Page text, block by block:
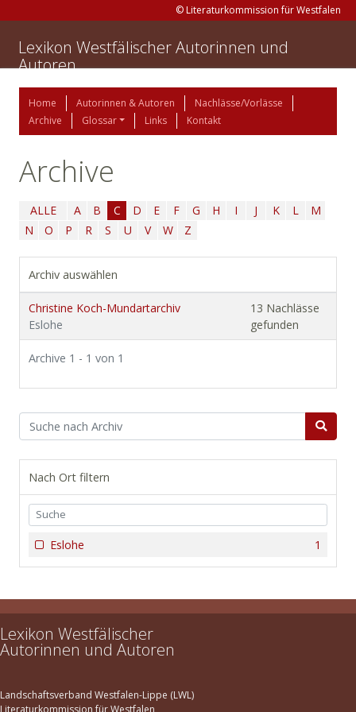
© Literaturkommission für Westfalen
Lexikon Westfälischer Autorinnen und
Autoren
Home Autorinnen & Autoren
Nachlässe/Vorlässe
Archive
Glossar Links Kontakt
Archive
ALLE A B C D E F G H I J K L
M
N
O P R S U V W Z
Archiv auswählen
Christine Koch-Mundartarchiv
Eslohe
13 Nachlässe
gefunden
Archive 1 - 1 von 1
Nach Ort filtern
1
Eslohe
Lexikon Westfälischer
Autorinnen und Autoren
Landschaftsverband Westfalen-Lippe (LWL)
Literaturkommission für Westfalen